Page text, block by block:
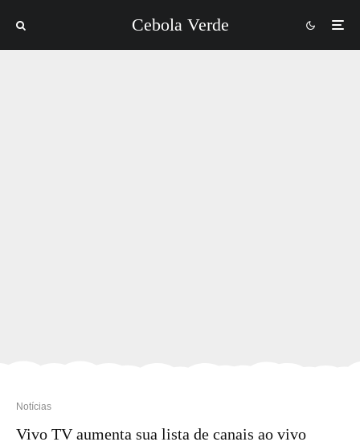
Cebola Verde
Notícias
Vivo TV aumenta sua lista de canais ao vivo